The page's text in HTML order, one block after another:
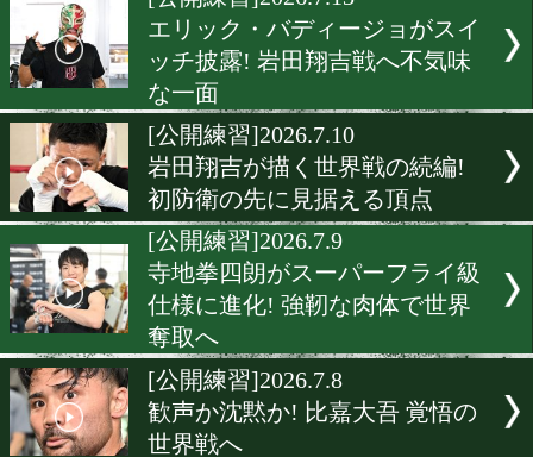
[公開練習]2026.7.14
日本愛を力に! イスラエル
ンサレスが5度目の世界挑
闘志!
[公開練習]2026.7.13
エリック・バディージョが
ッチ披露! 岩田翔吉戦へ不
な一面
[公開練習]2026.7.10
岩田翔吉が描く世界戦の続
初防衛の先に見据える頂点